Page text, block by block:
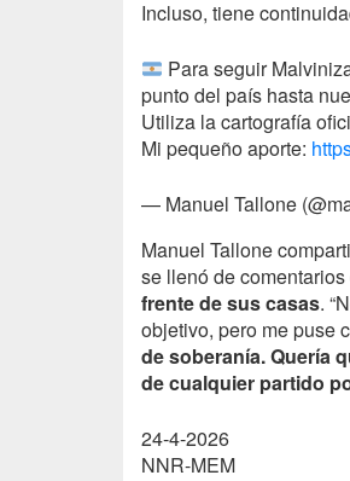
Incluso, tiene
Para seguir
punto del país hasta
Utiliza la cartografía
Mi pequeño aporte:
— Manuel Tallone
Manuel Tallone
se llenó de
frente de sus casas.
objetivo, pero me puse
de soberanía. Quería
de cualquier partido
24-4-2026
NNR-MEM